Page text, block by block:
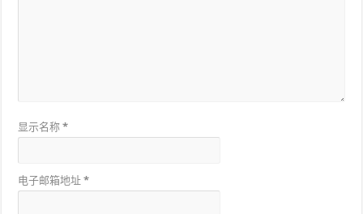
显示名称*
电子邮箱地址*